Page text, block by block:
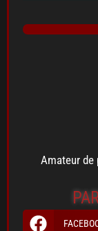
Amateur